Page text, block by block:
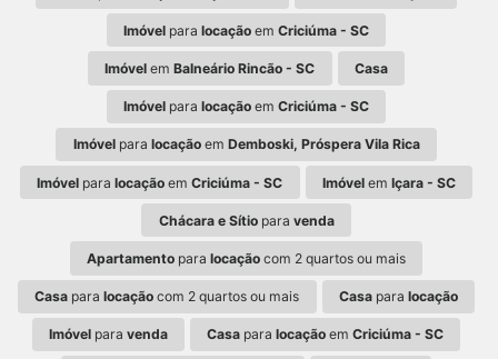
Imóvel para locação em Criciúma - SC
Imóvel emBalneário Rincão - SC Casa
Imóvel para locação em Criciúma - SC
Imóvelpara locaçãoem Demboski, Próspera Vila Rica
Imóvel paralocação emCriciúma - SC Imóvelem Içara - SC
Chácara e Sítiopara venda
Apartamento para locação com 2 quartos ou mais
Casa paralocação com 2 quartos ou mais Casapara locação
Imóvelpara venda Casa paralocação emCriciúma - SC